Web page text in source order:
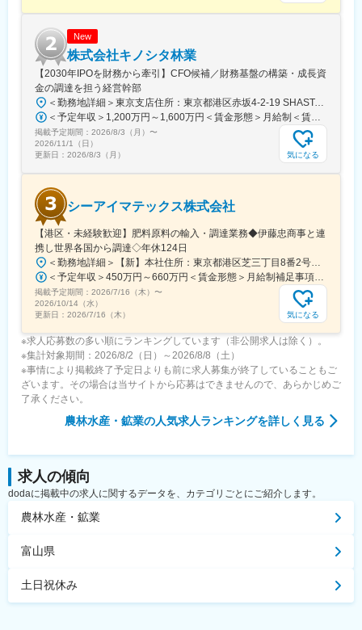
New
株式会社キノシタ林業
【2030年IPOを財務から牽引】CFO候補／財務基盤の構築・成長資
金の調達を担う経営幹部
＜勤務地詳細＞東京支店住所：東京都港区赤坂4-2-19 SHASTA/EAST 5F勤務地最寄駅：東京メトロ線／赤坂見附駅受動喫煙対策：屋内全面禁煙変更の範囲：会社の定める事業所
＜予定年収＞1,200万円～1,600万円＜賃金形態＞月給制＜賃金内訳＞月額（基本給）：625,000円～875,000円固定残業手当/月：191,360円～267,920円（固定残業時間40時間0分/月）超過した時間外労働の残業手当は追加支給＜月給＞816,360円～1,142,920円（一律手当を含む）＜昇給有無＞有＜残業手当＞有＜給与補足＞※実績に応じて柔軟に検討します。■賞与：年2回（6、12月）■昇給：年1回（3、9月）賃金はあくまでも目安の金額であり、選考を通じて上下する可能性があります。月給(月額)は固定手当を含めた表記です。
掲載予定期間： 2026/8/3（月） 〜
2026/11/1（日）
更新日： 2026/8/3（月） 気になる
シーアイマテックス株式会社
【港区・未経験歓迎】肥料原料の輸入・調達業務◆伊藤忠商事と連
携し世界各国から調達◇年休124日
＜勤務地詳細＞【新】本社住所：東京都港区芝三丁目8番2号住友不動産芝公園ファーストビル９階 勤務地最寄駅：都営地下鉄三田線／芝公園駅受動喫煙対策：屋内全面禁煙変更の範囲：会社の定める事業所
＜予定年収＞450万円～660万円＜賃金形態＞月給制補足事項なし＜賃金内訳＞月額（基本給）：280,000円～378,000円＜月給＞280,000円～378,000円＜昇給有無＞有＜残業手当＞有＜給与補足＞■賞与：年2回（6月/12月）■モデル年収：年収510万円 30歳（月給280,000円＋賞与）※時間外手当除く年収620万円 37歳（月給356,000円＋賞与）※時間外手当除く賃金はあくまでも目安の金額であり、選考を通じて上下する可能性があります。月給(月額)は固定手当を含めた表記です。
掲載予定期間： 2026/7/16（木） 〜
2026/10/14（水）
更新日： 2026/7/16（木） 気になる
※求人応募数の多い順にランキングしています（非公開求人は除く）。
※集計対象期間：2026/8/2（日）～2026/8/8（土）
※事情により掲載終了予定日よりも前に求人募集が終了していることもご
ざいます。その場合は当サイトから応募はできませんので、あらかじめご
了承ください。
農林水産・鉱業の人気求人ランキングを詳しく見る
求人の傾向
dodaに掲載中の求人に関するデータを、カテゴリごとにご紹介します。
農林水産・鉱業
富山県
土日祝休み